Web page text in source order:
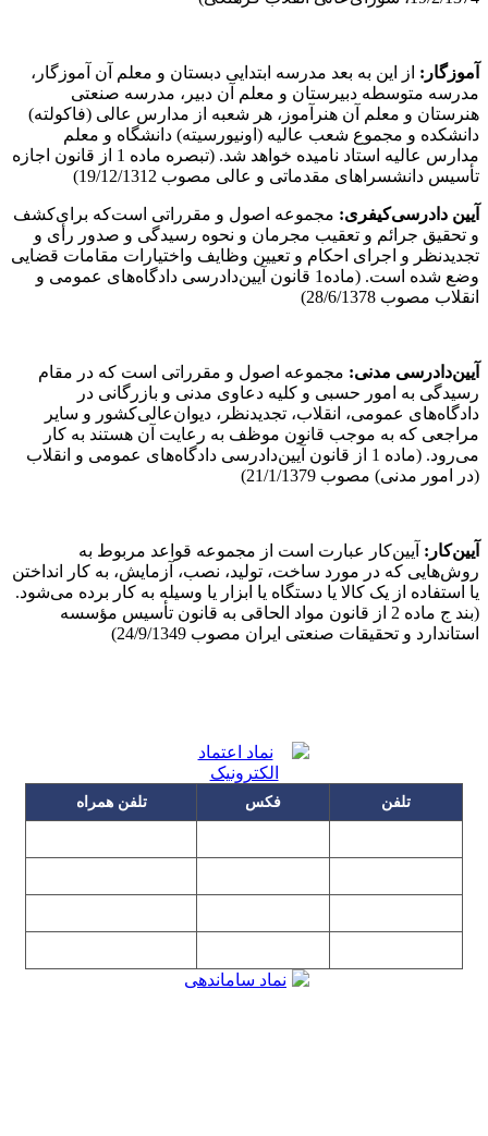
آموزگار: از این به بعد مدرسه ابتدایی دبستان و معلم آن آموزگار،
مدرسه متوسطه دبیرستان و معلم آن دبیر، مدرسه صنعتی
هنرستان و معلم آن هنرآموز، هر شعبه از مدارس عالی (فاکولته)
دانشکده و مجموع شعب عالیه (اونیورسیته) دانشگاه و معلم
مدارس عالیه استاد نامیده خواهد شد. (تبصره ماده 1 از قانون اجازه
تأسیس دانشسراهای مقدماتی و عالی مصوب 19/12/1312)
آیین ‌دادرسی‌کیفری: مجموعه اصول و مقرراتی است‌که برای‌کشف
و تحقیق‌ جرائم و تعقیب مجرمان و نحوه‌ رسیدگی و صدور رأی و
تجدیدنظر و اجرای احکام و تعیین وظایف‌ واختیارات مقامات قضایی
وضع شده است. (ماده1 قانون آیین‌دادرسی دادگاه‌های عمومی و
انقلاب مصوب 28/6/1378)
آیین‌دادرسی مدنی: مجموعه اصول و مقرراتی است که در مقام
رسیدگی به امور حسبی و کلیه دعاوی مدنی و بازرگانی در
دادگاه‌های عمومی، انقلاب، تجدیدنظر، دیوان‌عالی‌کشور و سایر
مراجعی که به موجب قانون موظف به رعایت آن هستند به کار
می‌رود. (ماده 1 از قانون آیین‌دادرسی دادگاه‌های عمومی و انقلاب
(در امور مدنی) مصوب 21/1/1379)
آیین‌کار: آیین‌کار عبارت است از مجموعه قواعد مربوط به
روش‌هایی که در مورد ساخت، تولید، نصب، آزمایش، به کار انداختن
یا استفاده از یک کالا یا دستگاه یا ابزار یا وسیله به کار برده می‌شود.
(بند ج ماده 2 از قانون مواد الحاقی به قانون تأسیس مؤسسه‌
استاندارد و تحقیقات صنعتی ایران مصوب 24/9/1349)
تلفن فکس تلفن همراه